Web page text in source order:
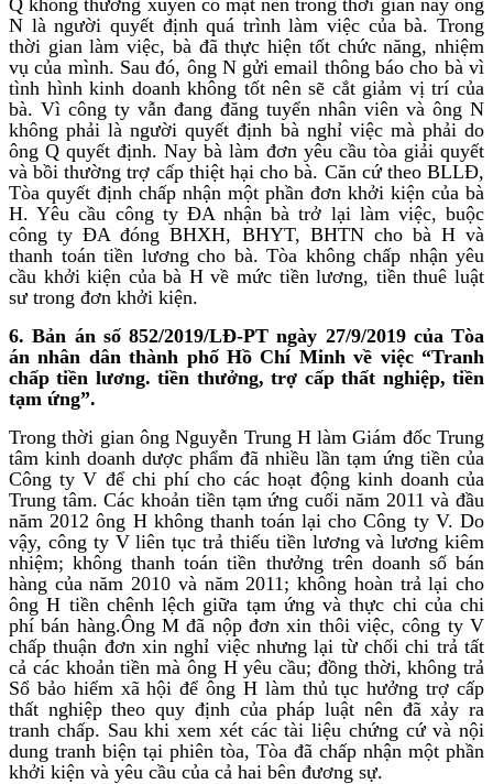
N là người quyết định quá trình làm việc của bà. Trong
thời gian làm việc, bà đã thực hiện tốt chức năng, nhiệm
vụ của mình. Sau đó, ông N gửi email thông báo cho bà vì
tình hình kinh doanh không tốt nên sẽ cắt giảm vị trí của
bà. Vì công ty vẫn đang đăng tuyển nhân viên và ông N
không phải là người quyết định bà nghỉ việc mà phải do
ông Q quyết định. Nay bà làm đơn yêu cầu tòa giải quyết
và bồi thường trợ cấp thiệt hại cho bà. Căn cứ theo BLLĐ,
Tòa quyết định chấp nhận một phần đơn khởi kiện của bà
H. Yêu cầu công ty ĐA nhận bà trở lại làm việc, buộc
công ty ĐA đóng BHXH, BHYT, BHTN cho bà H và
thanh toán tiền lương cho bà. Tòa không chấp nhận yêu
cầu khởi kiện của bà H về mức tiền lương, tiền thuê luật
sư trong đơn khởi kiện.
6. Bản án số 852/2019/LĐ-PT ngày 27/9/2019 của Tòa
án nhân dân thành phố Hồ Chí Minh về việc “Tranh
chấp tiền lương. tiền thưởng, trợ cấp thất nghiệp, tiền
tạm ứng”.
Trong thời gian ông Nguyễn Trung H làm Giám đốc Trung
tâm kinh doanh dược phẩm đã nhiều lần tạm ứng tiền của
Công ty V để chi phí cho các hoạt động kinh doanh của
Trung tâm. Các khoản tiền tạm ứng cuối năm 2011 và đầu
năm 2012 ông H không thanh toán lại cho Công ty V. Do
vậy, công ty V liên tục trả thiếu tiền lương và lương kiêm
nhiệm; không thanh toán tiền thưởng trên doanh số bán
hàng của năm 2010 và năm 2011; không hoàn trả lại cho
ông H tiền chênh lệch giữa tạm ứng và thực chi của chi
phí bán hàng.Ông M đã nộp đơn xin thôi việc, công ty V
chấp thuận đơn xin nghỉ việc nhưng lại từ chối chi trả tất
cả các khoản tiền mà ông H yêu cầu; đồng thời, không trả
Sổ bảo hiểm xã hội để ông H làm thủ tục hưởng trợ cấp
thất nghiệp theo quy định của pháp luật nên đã xảy ra
tranh chấp. Sau khi xem xét các tài liệu chứng cứ và nội
dung tranh biện tại phiên tòa, Tòa đã chấp nhận một phần
khởi kiện và yêu cầu của cả hai bên đương sự.